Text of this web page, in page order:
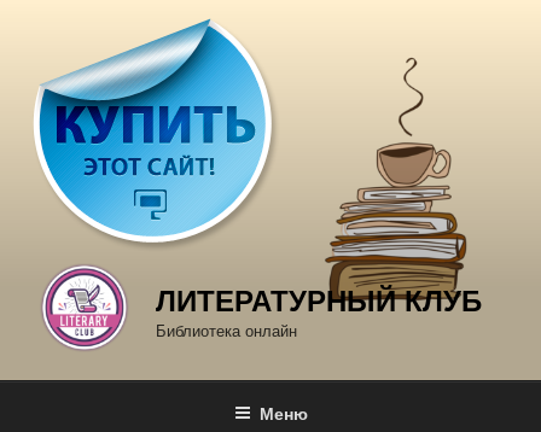
содержимому
ЛИТЕРАТУРНЫЙ КЛУБ
Библиотека онлайн
Меню